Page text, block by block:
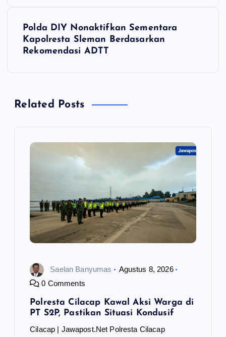
s
Polda DIY Nonaktifkan Sementara
Kapolresta Sleman Berdasarkan
Rekomendasi ADTT
Related Posts
Saelan Banyumas
Agustus 8, 2026
0 Comments
Polresta Cilacap Kawal Aksi Warga di
PT S2P, Pastikan Situasi Kondusif
Cilacap | Jawapost.Net Polresta Cilacap